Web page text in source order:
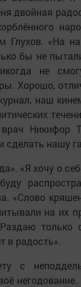
двойная
Глухов. «На
бы не
не
Хорошо,
наш
Никифор
нашу
«Я хочу о
«Слово
на их
Раздаю
в радость».
с